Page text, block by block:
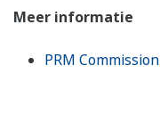
Meer informatie
PRM